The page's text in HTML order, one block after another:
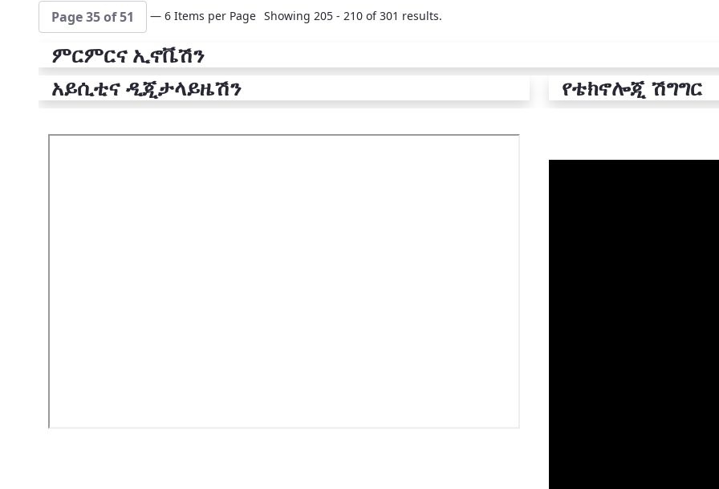
Page 35 of 51 — 6 Items per Page Showing 205 - 210 of 301 results.
ምርምርና ኢኖቬሽን
አይሲቲና ዲጂታላይዜሽን
የቴክኖሎጂ ሽግግር